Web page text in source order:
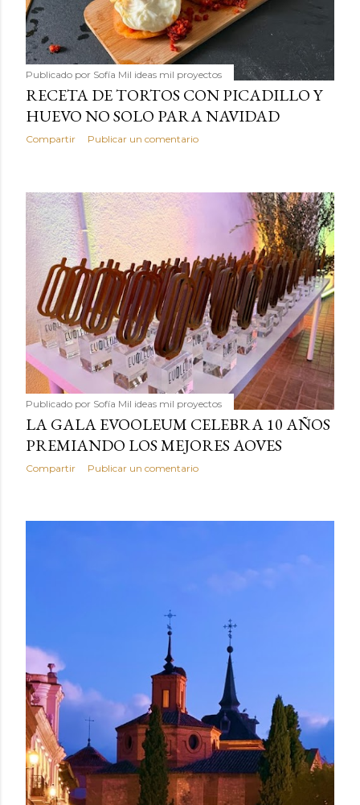
Publicado por Sofía Mil ideas mil proyectos
RECETA DE TORTOS CON PICADILLO Y
HUEVO NO SOLO PARA NAVIDAD
Compartir Publicar un comentario
Publicado por Sofía Mil ideas mil proyectos
LA GALA EVOOLEUM CELEBRA 10 AÑOS
PREMIANDO LOS MEJORES AOVES
Compartir Publicar un comentario